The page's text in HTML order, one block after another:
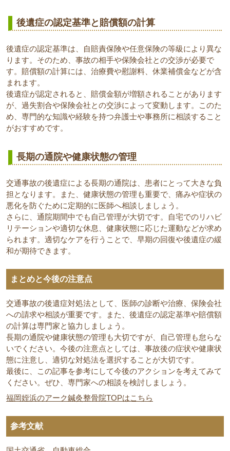
後遺症の認定基準と賠償額の計算
後遺症の認定基準は、自賠責保険や任意保険の等級により異な
ります。そのため、事故の相手や保険会社との交渉が必要で
す。賠償額の計算には、治療費や慰謝料、休業補償金などが含
まれます。
後遺症が認定されると、賠償金額が増額されることがあります
が、過失割合や保険会社との交渉によって変動します。このた
め、専門的な知識や経験を持つ弁護士や事務所に相談すること
がおすすめです。
長期の通院や健康状態の管理
交通事故の後遺症による長期の通院は、患者にとって大きな負
担となります。また、健康状態の管理も重要で、痛みや症状の
悪化を防ぐために定期的に医師へ相談しましょう。
さらに、通院期間中でも自己管理が大切です。自宅でのリハビ
リテーションや適切な休息、健康状態に応じた運動などが求め
られます。適切なケアを行うことで、早期の回復や後遺症の緩
和が期待できます。
まとめと今後の注意点
交通事故の後遺症対処法として、医師の診断や治療、保険会社
への請求や相談が重要です。また、後遺症の認定基準や賠償額
の計算は専門家と協力しましょう。
長期の通院や健康状態の管理も大切ですが、自己管理も怠らな
いでください。今後の注意点としては、事故後の症状や健康状
態に注意し、適切な対処法を選択することが大切です。
最後に、この記事を参考にして今後のアクションを考えてみて
ください。ぜひ、専門家への相談を検討しましょう。
福岡姪浜のアーク鍼灸整骨院TOPはこちら
参考文献